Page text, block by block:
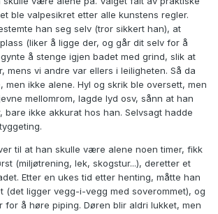
ble valpesikret etter alle kunstens regler.
han seg selv (tror sikkert han), at
(liker å ligge der, og går dit selv for å
å stenge igjen badet med grind, slik at
mens vi andre var ellers i leiligheten. Så da
men ikke alene. Hyl og skrik ble oversett, men
mellomrom, lagde lyd osv, sånn at han
bare ikke akkurat hos han. Selvsagt hadde
til at han skulle være alene noen timer, fikk
(miljøtrening, lek, skogstur...), deretter et
Etter en ukes tid etter henting, måtte han
(det ligger vegg-i-vegg med soverommet), og
for å høre piping. Døren blir aldri lukket, men